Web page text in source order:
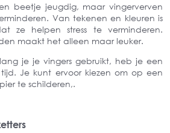
beetje jeugdig, maar vingerverven
Van tekenen en kleuren is
ze helpen stress te verminderen.
maakt het alleen maar leuker.
je je vingers gebruikt, heb je een
Je kunt ervoor kiezen om op een
te schilderen,.